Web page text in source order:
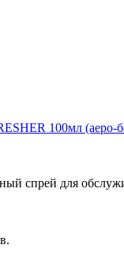
100мл (аеро-
для